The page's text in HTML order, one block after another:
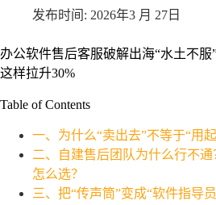
2026年3 月 27日
办公软件售后客服破解出海“水土不服
这样拉升30%
Table of Contents
一、为什么“卖出去”不等于“用起
二、自建售后团队为什么行不
怎么选？
三、把“传声筒”变成“软件指导